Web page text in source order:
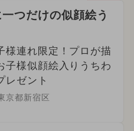
つだけの似顔絵う
様連れ限定！プロが描
子様似顔絵入りうちわ
レゼント
京都新宿区